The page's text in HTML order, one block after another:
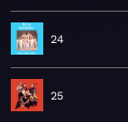
24
25